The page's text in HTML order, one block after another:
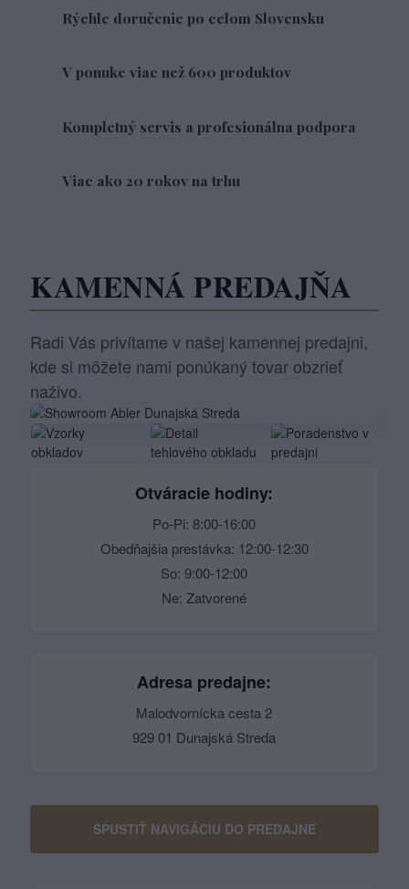
Rýchle doručenie po celom Slovensku
V ponuke viac než 600 produktov
Kompletný servis a profesionálna podpora
Viac ako 20 rokov na trhu
KAMENNÁ PREDAJŇA
Radi Vás privítame v našej kamennej predajni,
kde si môžete nami ponúkaný tovar obzrieť
naživo.
Otváracie hodiny:
Po-Pi: 8:00-16:00
Obedňajšia prestávka: 12:00-12:30
So: 9:00-12:00
Ne: Zatvorené
Adresa predajne:
Malodvornícka cesta 2
929 01 Dunajská Streda
SPUSTIŤ NAVIGÁCIU DO PREDAJNE